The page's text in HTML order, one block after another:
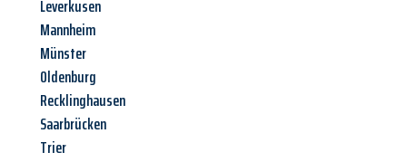
Leverkusen
Mannheim
Münster
Oldenburg
Recklinghausen
Saarbrücken
Trier